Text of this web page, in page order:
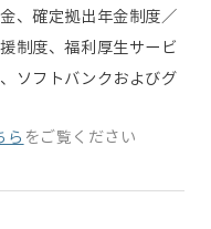
、確定拠出年金制度／
制度、福利厚生サービ
ソフトバンクおよびグ
ら をご覧ください